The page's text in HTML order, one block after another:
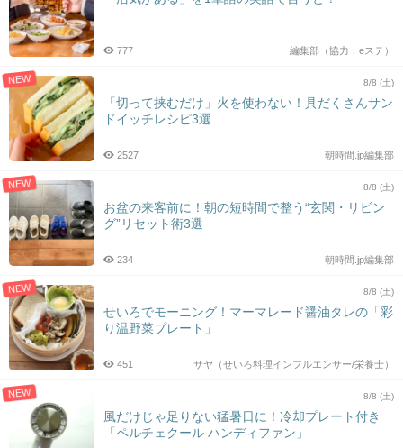
編集部（協力：eステ）
777
NEW 8/8 (土)
「切って挟むだけ」火を使わない！具だくさんサン
ドイッチレシピ3選
朝時間.jp編集部
2527
NEW 8/8 (土)
お盆の来客前に！朝の短時間で整う“玄関・リビン
グ”リセット術3選
朝時間.jp編集部
234
NEW 8/8 (土)
せいろでモーニング！マーマレード醤油タレの「彩
り温野菜プレート」
サヤ（せいろ料理インフルエンサー/栄養士）
451
NEW 8/8 (土)
風だけじゃ足りない猛暑日に！冷却プレート付き
「ペルチェクール ハンディファン」